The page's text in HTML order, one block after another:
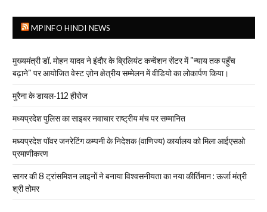
MPINFO HINDI NEWS
मुख्यमंत्री डॉ. मोहन यादव ने इंदौर के ब्रिलियंट कन्वेंशन सेंटर में "न्याय तक पहुँच
बढ़ाने" पर आयोजित वेस्ट ज़ोन क्षेत्रीय सम्मेलन में वीडियो का लोकार्पण किया।
मुरैना के डायल-112 हीरोज
मध्यप्रदेश पुलिस का साइबर नवाचार राष्ट्रीय मंच पर सम्मानित
मध्यप्रदेश पॉवर जनरेटिंग कम्पनी के निदेशक (वाणिज्य) कार्यालय को मिला आईएसओ
प्रमाणीकरण
सागर की 8 ट्रांसमिशन लाइनों ने बनाया विश्वसनीयता का नया कीर्तिमान : ऊर्जा मंत्री
श्री तोमर